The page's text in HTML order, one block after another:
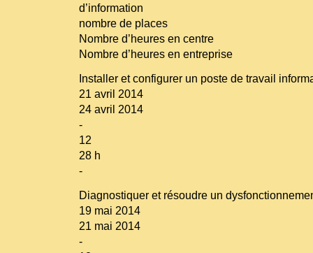
d’information
nombre de places
Nombre d’heures en centre
Nombre d’heures en entreprise
Installer et configurer un poste de travail
21 avril 2014
24 avril 2014
-
12
28 h
-
Diagnostiquer et résoudre un
19 mai 2014
21 mai 2014
-